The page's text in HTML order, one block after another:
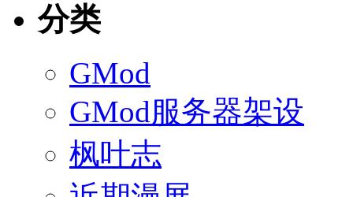
分类
GMod
GMod服务器架设
枫叶志